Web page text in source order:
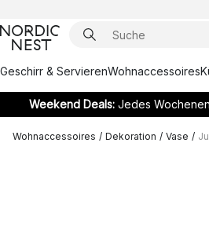
Geschirr & ServierenWohnaccessoires
Weekend Deals:Jedes
Wohnaccessoires / Dekoration / Vase /